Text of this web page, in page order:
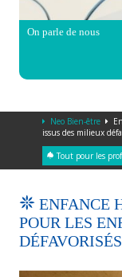
On parle de nous
Neo Bien-être
issus des milieux
Tout pour les
ENFANCE
POUR LES